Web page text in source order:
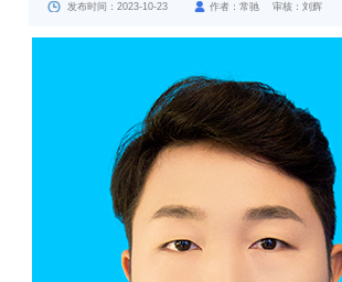
发布时间：2023-10-23 作者：常驰 审核：刘辉